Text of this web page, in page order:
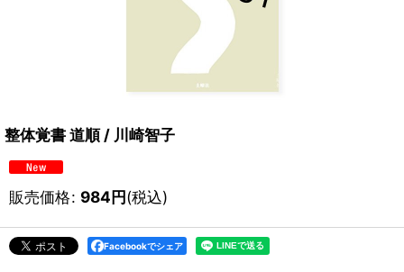
整体覚書 道順 / 川崎智子
販売価格: 984円(税込)
Facebookでシェア